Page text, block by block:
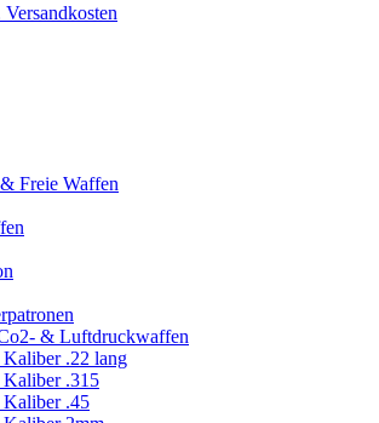
Versandkosten
Freie Waffen
& Luftdruckwaffen
Kaliber .22 lang
Kaliber .315
Kaliber .45